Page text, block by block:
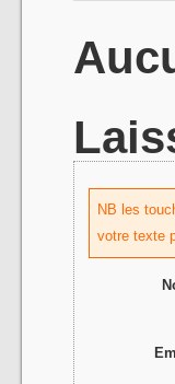
NB les
votre texte